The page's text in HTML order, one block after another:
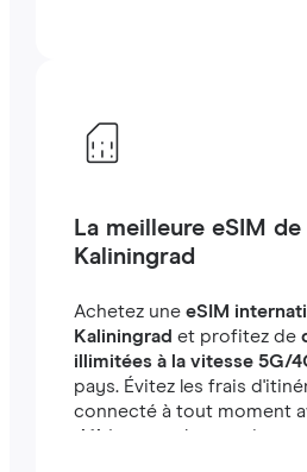
La meilleure eSIM
Kaliningrad
Achetez une eSIM
Kaliningrad et profitez de
illimitées à la vitesse 5G/
pays. Évitez les frais
connecté à tout moment
débit
en quelques minutes